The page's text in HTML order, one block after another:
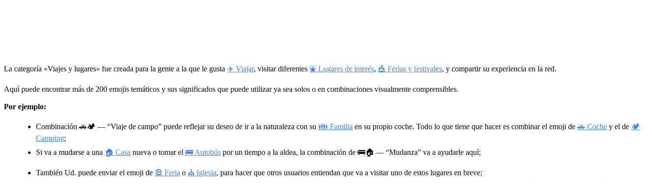
La categoría «Viajes y lugares» fue creada para la gente a la que le gusta ✈️ Viajar, visitar diferentes ⛲ Lugares de interés, 🎪 Ferias y festivales, y compartir su experiencia en la red.
Aquí puede encontrar más de 200 emojis temáticos y sus significados que puede utilizar ya sea solos o en combinaciones visualmente comprensibles.
Por ejemplo:
Combinación 🚗🏕 — “Viaje de campo” puede reflejar su deseo de ir a la naturaleza con su 👪 Familia en su propio coche. Todo lo que tiene que hacer es combinar el emoji de 🚗 Coche y el de 🏕
Camping;
Si va a mudarse a una 🏠 Casa nueva o tomar el 🚌 Autobús por un tiempo a la aldea, la combinación de 🚌🏠 — “Mudanza” va a ayudarle aquí;
También Ud. puede enviar el emoji de 🎡 Feria o ⛪ Iglesia, para hacer que otros usuarios entiendan que va a visitar uno de estos lugares en breve;